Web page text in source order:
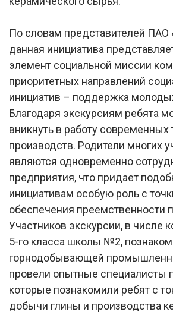
По словам представителей ПАО
данная инициатива
элемент социальной миссии
приоритетных направлений
инициатив – поддержка
Благодаря экскурсиям ребята
вникнуть в работу современных
производств. Родители многих
являются одновременно
предприятия, что придает
инициативам особую роль с
обеспечения преемственности
Участников экскурсии, в числе
5-го класса школы №2,
горнодобывающей
провели опытные специалисты
которые познакомили ребят с
добычи глины и производства